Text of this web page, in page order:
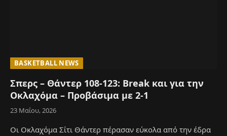
BASKETBALL NEWS
Σπερς – Θάντερ 108-123: Break και για την
Οκλαχόμα – Προβάσιμα με 2-1
23 Μαΐου, 2026
Οι Οκλαχόμα Σίτι Θάντερ πέρασαν εύκολα από την έδρα